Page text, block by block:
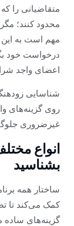
متقاضیانی را که
محدود کنند؛
مهم است به این
درخواست خود
اعضای واجد
شناسایی
روی گزینه‌های
غیرضروری
انواع
بشناسید
ساختار همه
کمک می‌کند تا